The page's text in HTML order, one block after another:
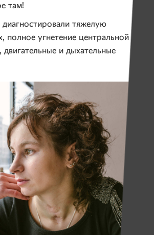
там!
диагностировали тяжелую
полное угнетение центральной
и дыхательные